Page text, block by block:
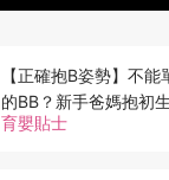
育嬰貼士
【正確抱B姿勢】不
的BB？新手爸媽抱初
3個錯誤！